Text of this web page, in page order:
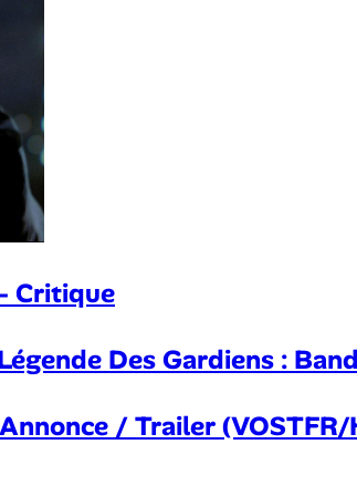
Critique
Des Gardiens :
/ Trailer (VOSTFR/